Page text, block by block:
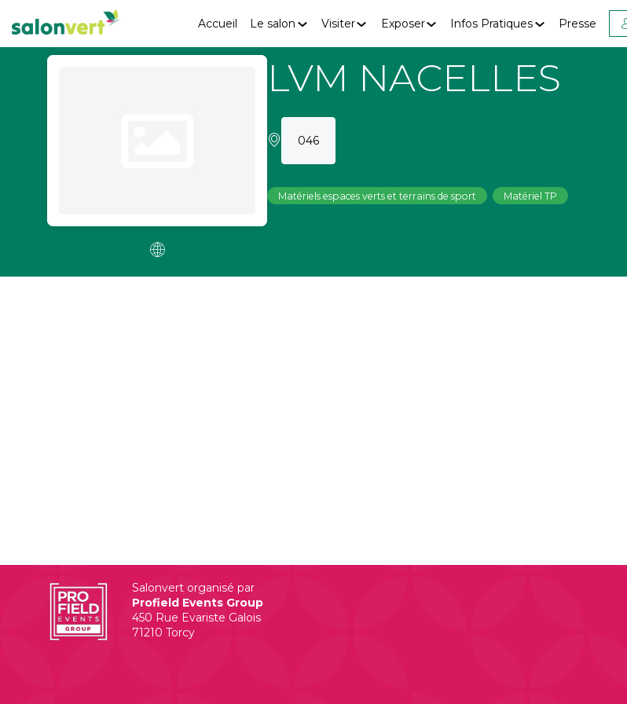
Accueil Le salon Visiter Exposer Infos Pratiques Presse
LVM NACELLES
046
Matériels espaces verts et terrains de sport Matériel TP
Salonvert organisé par
Profield Events Group
450 Rue Evariste Galois